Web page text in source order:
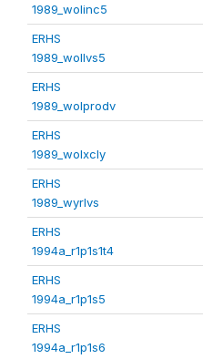
1989_wolinc5
ERHS
1989_wollvs5
ERHS
1989_wolprodv
ERHS
1989_wolxcly
ERHS
1989_wyrlvs
ERHS
1994a_r1p1s1t4
ERHS
1994a_r1p1s5
ERHS
1994a_r1p1s6